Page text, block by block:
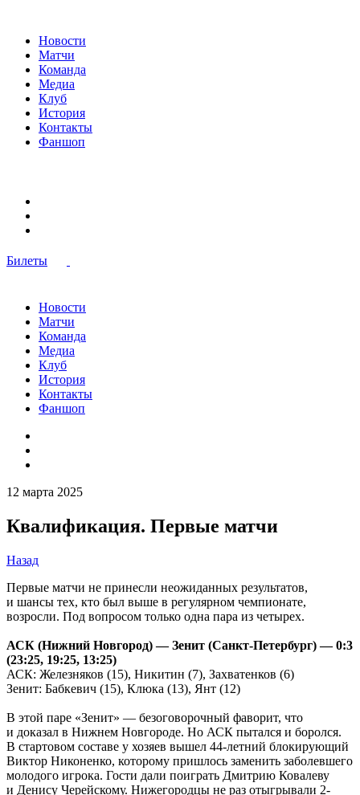
Новости
Матчи
Команда
Медиа
Клуб
История
Контакты
Фаншоп
Билеты
Новости
Матчи
Команда
Медиа
Клуб
История
Контакты
Фаншоп
12 марта 2025
Квалификация. Первые матчи
Назад
Первые матчи не принесли неожиданных результатов,
и шансы тех, кто был выше в регулярном чемпионате,
возросли. Под вопросом только одна пара из четырех.
АСК (Нижний Новгород) — Зенит (Санкт-Петербург) — 0:3
(23:25, 19:25, 13:25)
АСК: Железняков (15), Никитин (7), Захватенков (6)
Зенит: Бабкевич (15), Клюка (13), Янт (12)
В этой паре «Зенит» — безоговорочный фаворит, что
и доказал в Нижнем Новгороде. Но АСК пытался и боролся.
В стартовом составе у хозяев вышел 44-летний блокирующий
Виктор Никоненко, которому пришлось заменить заболевшего
молодого игрока. Гости дали поиграть Дмитрию Ковалеву
и Денису Черейскому. Нижегородцы не раз отыгрывали 2-